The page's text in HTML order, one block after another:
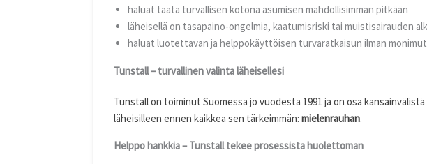
haluat taata turvallisen kotona asumisen mahdollisimman pitkään
läheisellä on tasapaino-ongelmia, kaatumisriski tai muistisairauden
haluat luotettavan ja helppokäyttöisen turvaratkaisun ilman
Tunstall – turvallinen valinta läheisellesi
Tunstall on toiminut Suomessa jo vuodesta 1991 ja on osa
läheisilleen ennen kaikkea sen tärkeimmän: mielenrauhan.
Helppo hankkia – Tunstall tekee prosessista huolettoman